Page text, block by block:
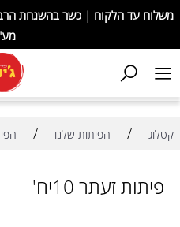
משלוח עד הלקוח | כשר בהשגחת
קטלוג / הפיתות שלנו /
פיתות זעתר 10יח'